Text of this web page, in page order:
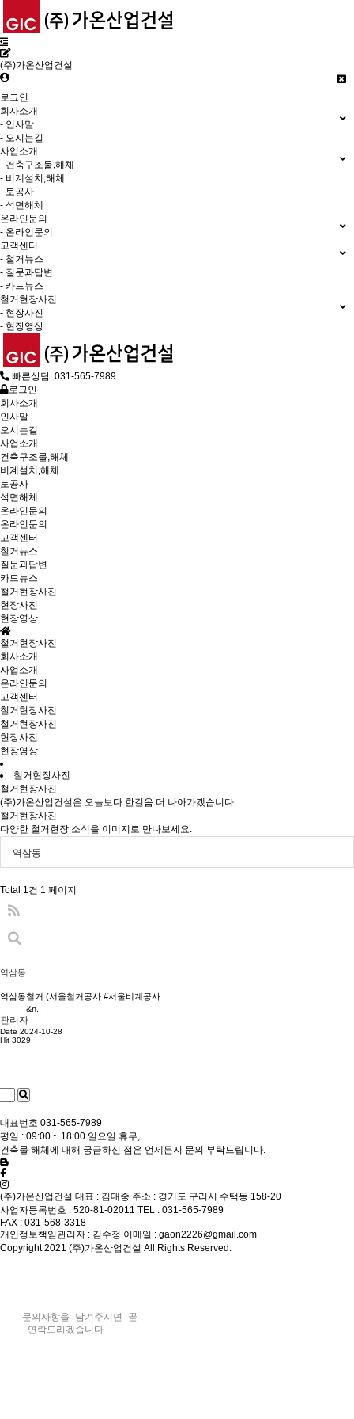
(주)가온산업건설
로그인
회사소개
- 인사말
- 오시는길
사업소개
- 건축구조물,해체
- 비계설치,해체
- 토공사
- 석면해체
온라인문의
- 온라인문의
고객센터
- 철거뉴스
- 질문과답변
- 카드뉴스
철거현장사진
- 현장사진
- 현장영상
빠른상담 031-565-7989
로그인
회사소개
인사말
오시는길
사업소개
건축구조물,해체
비계설치,해체
토공사
석면해체
온라인문의
온라인문의
고객센터
철거뉴스
질문과답변
카드뉴스
철거현장사진
현장사진
현장영상
철거현장사진
회사소개
사업소개
온라인문의
고객센터
철거현장사진
철거현장사진
현장사진
현장영상
철거현장사진
철거현장사진
(주)가온산업건설은 오늘보다 한걸음 더 나아가겠습니다.
철거현장사진
다양한 철거현장 소식을 이미지로 만나보세요.
역삼동
Total 1건 1 페이지
역삼동
&n..
관리자
Date 2024-10-28
Hit 3029
대표번호 031-565-7989
평일 : 09:00 ~ 18:00 일요일 휴무,
건축물 해체에 대해 궁금하신 점은 언제든지 문의 부탁드립니다.
(주)가온산업건설 대표 : 김대중 주소 : 경기도 구리시 수택동 158-20
사업자등록번호 : 520-81-02011 TEL : 031-565-7989
FAX : 031-568-3318
개인정보책임관리자 : 김수정 이메일 : gaon2226@gmail.com
Copyright 2021 (주)가온산업건설 All Rights Reserved.